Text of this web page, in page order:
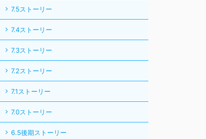
7.5ストーリー
7.4ストーリー
7.3ストーリー
7.2ストーリー
7.1ストーリー
7.0ストーリー
6.5後期ストーリー